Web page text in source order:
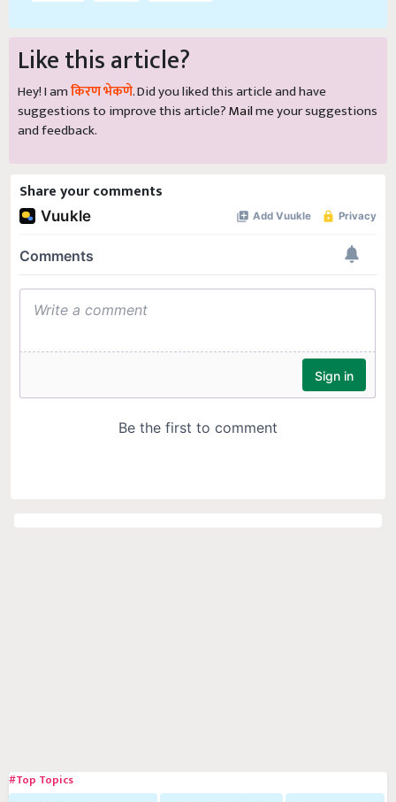
Like this article?
Hey! I amकिरण भेकणे . Did you liked this article and have
suggestions to improve this article?Mailme your suggestions
and feedback.
Government Schemes Soybean Farming
Goat Rearing